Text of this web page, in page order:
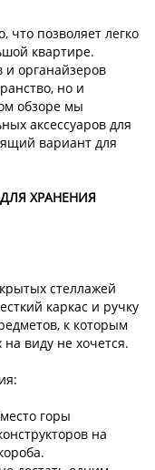
что позволяет легко
квартире.
и органайзеров
но и
обзоре мы
аксессуаров для
вариант для
ХРАНЕНИЯ
стеллажей
каркас и ручку
к которым
виду не хочется.
горы
на